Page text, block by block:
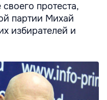
протеста,
партии Михай
избирателей и